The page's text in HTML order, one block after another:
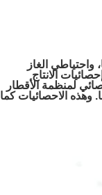
الغاز
الانتاج
لمنظمة الأقطار
وهذه الاحصائيات كما